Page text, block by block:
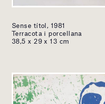
Sense títol, 1981
Terracota i porcellana
38,5 x 29 x 13 cm